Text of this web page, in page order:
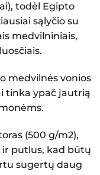
todėl Egipto
sąlyčio su
medvilniniais,
medvilnės vonios
tinka ypač jautrią
(500 g/m2),
putlus, kad būtų
sugertų daug